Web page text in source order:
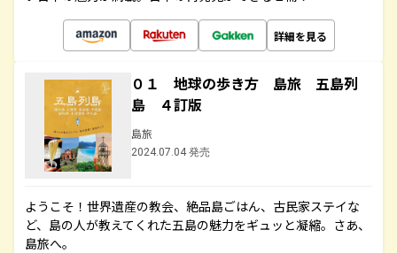
詳細を見る
０１ 地球の歩き方 島旅 五島列
島 ４訂版
島旅
2024.07.04 発売
ようこそ！世界遺産の教会、絶品島ごはん、古民家ステイな
ど、島の人が教えてくれた五島の魅力をギュッと凝縮。さあ、
島旅へ。